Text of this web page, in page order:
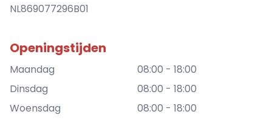
NL869077296B01
Openingstijden
Maandag
08:00 - 18:00
Dinsdag
08:00 - 18:00
Woensdag
08:00 - 18:00